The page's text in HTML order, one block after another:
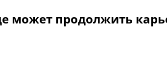
может продолжить